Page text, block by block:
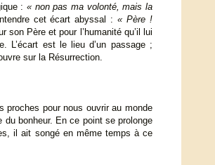
:« non pas ma volonté, mais la
cet écart abyssal :« Père !
Père et pour l’humanité qu’il lui
L’écart est le lieu d’un passage ;
sur la Résurrection.
proches pour nous ouvrir au monde
bonheur. En ce point se prolonge
il ait songé en même temps à ce